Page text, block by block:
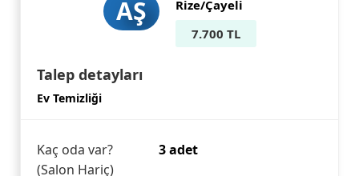
AŞ
Rize/Çayeli
7.700 TL
Talep detayları
Ev Temizliği
Kaç oda var?
(Salon Hariç)
3 adet